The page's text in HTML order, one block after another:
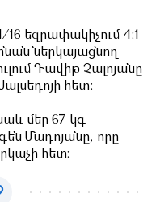
եզրափակիչում 4:1
ներկայացնող
Դավիթ Չալոյանը
հետ:
մեր 67 կգ
Մադոյանը, որը
հետ։